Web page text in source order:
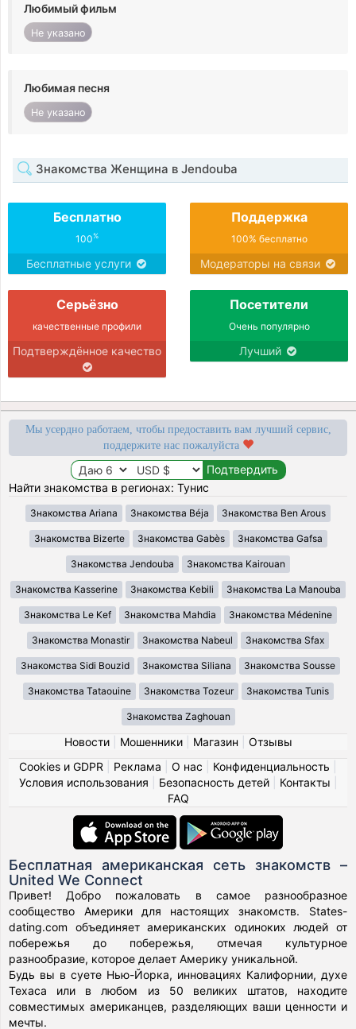
Любимый фильм
Не указано
Любимая песня
Не указано
Знакомства Женщина в Jendouba
Бесплатно
100%
Бесплатные услуги
Поддержка
100% бесплатно
Модераторы на связи
Серьёзно
качественные профили
Подтверждённое качество
Посетители
Очень популярно
Лучший
Мы усердно работаем, чтобы предоставить вам лучший сервис,
поддержите нас пожалуйста
Найти знакомства в регионах: Тунис
Знакомства Ariana Знакомства Béja Знакомства Ben Arous
Знакомства Bizerte Знакомства Gabès Знакомства Gafsa
Знакомства Jendouba Знакомства Kairouan
Знакомства Kasserine Знакомства Kebili Знакомства La Manouba
Знакомства Le Kef Знакомства Mahdia Знакомства Médenine
Знакомства Monastir Знакомства Nabeul Знакомства Sfax
Знакомства Sidi Bouzid Знакомства Siliana Знакомства Sousse
Знакомства Tataouine Знакомства Tozeur Знакомства Tunis
Знакомства Zaghouan
Новости| Мошенники| Магазин
Отзывы
Cookies и GDPR
Реклама О нас Конфиденциальность
Условия использования
Безопасность детей| Контакты
FAQ
Бесплатная американская сеть знакомств –
United We Connect
Привет! Добро пожаловать в самое разнообразное
сообщество Америки для настоящих знакомств. States-
dating.com объединяет американских одиноких людей от
побережья до побережья, отмечая культурное
разнообразие, которое делает Америку уникальной.
Будь вы в суете Нью-Йорка, инновациях Калифорнии, духе
Техаса или в любом из 50 великих штатов, находите
совместимых американцев, разделяющих ваши ценности и
мечты.